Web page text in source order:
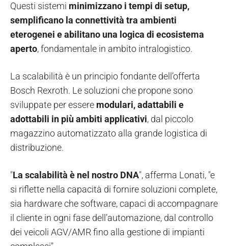
Questi sistemi minimizzano i tempi di setup,
semplificano la connettività tra ambienti
eterogenei e abilitano una logica di ecosistema
aperto, fondamentale in ambito intralogistico.
La scalabilità è un principio fondante dell’offerta
Bosch Rexroth. Le soluzioni che propone sono
sviluppate per essere modulari, adattabili e
adottabili in più ambiti applicativi, dal piccolo
magazzino automatizzato alla grande logistica di
distribuzione.
"La scalabilità è nel nostro DNA", afferma Lonati, "e
si riflette nella capacità di fornire soluzioni complete,
sia hardware che software, capaci di accompagnare
il cliente in ogni fase dell’automazione, dal controllo
dei veicoli AGV/AMR fino alla gestione di impianti